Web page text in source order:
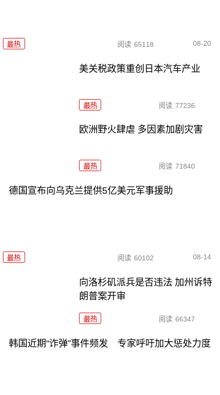
最热 阅读 65118 08-20
美关税政策重创日本汽车产业
最热 阅读 77236
欧洲野火肆虐 多因素加剧灾害
最热 阅读 71840
德国宣布向乌克兰提供5亿美元军事援助
最热 阅读 60102 08-14
向洛杉矶派兵是否违法 加州诉特
朗普案开审
最热 阅读 66347
韩国近期“诈弹”事件频发 专家呼吁加大惩处力度